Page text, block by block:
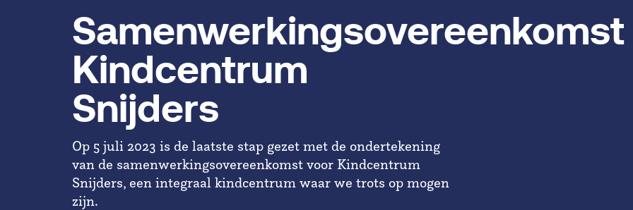
Samenwerkingsovereenkomst
Kindcentrum
Snijders
Op 5 juli 2023 is de laatste stap gezet met de ondertekening
van de samenwerkingsovereenkomst voor Kindcentrum
Snijders, een integraal kindcentrum waar we trots op mogen
zijn.